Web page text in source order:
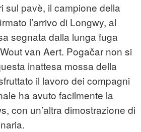
sul pavè, il campione della
l’arrivo di Longwy, al
segnata dalla lunga fuga
van Aert. Pogačar non si
inattesa mossa della
il lavoro dei compagni
ha avuto facilmente la
con un’altra dimostrazione di